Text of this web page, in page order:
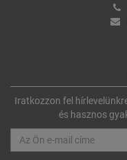
Iratkozzon fel
és hasznos